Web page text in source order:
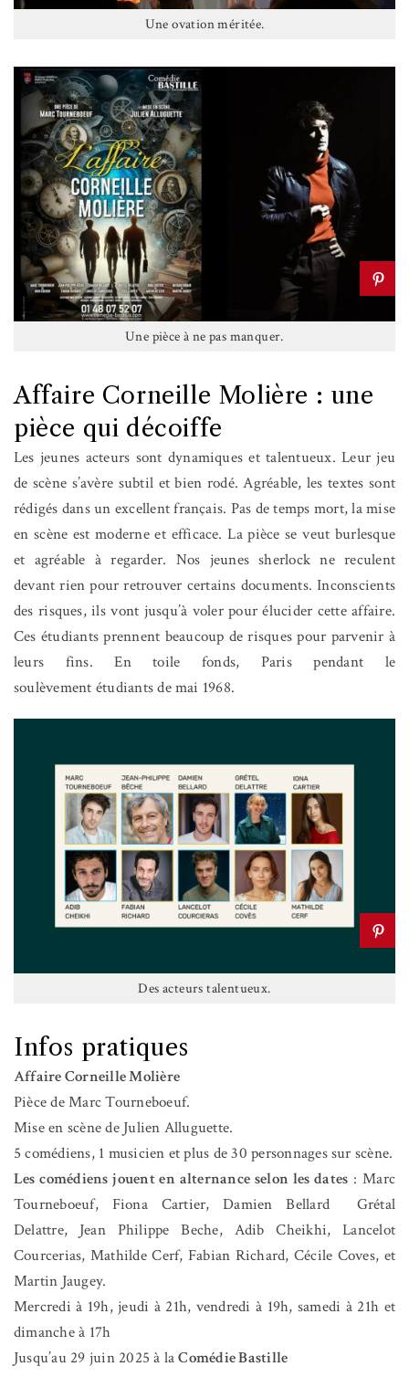
Une ovation méritée.
Une pièce à ne pas manquer.
Affaire Corneille Molière : une
pièce qui décoiffe
Les jeunes acteurs sont dynamiques et talentueux. Leur jeu
de scène s’avère subtil et bien rodé. Agréable, les textes sont
rédigés dans un excellent français. Pas de temps mort, la mise
en scène est moderne et efficace. La pièce se veut burlesque
et agréable à regarder. Nos jeunes sherlock ne reculent
devant rien pour retrouver certains documents. Inconscients
des risques, ils vont jusqu’à voler pour élucider cette affaire.
Ces étudiants prennent beaucoup de risques pour parvenir à
leurs fins. En toile fonds, Paris pendant le
soulèvement étudiants de mai 1968.
Des acteurs talentueux.
Infos pratiques
Affaire Corneille Molière
Pièce de MarcTourneboeuf.
Mise en scène de Julien Alluguette.
5 comédiens, 1 musicien et plus de 30 personnages sur scène.
Les comédiens jouent en alternance selon les dates : Marc
Tourneboeuf, Fiona Cartier, Damien Bellard
Grétal
Delattre, Jean Philippe Beche, Adib Cheikhi, Lancelot
Courcerias, Mathilde Cerf, Fabian Richard, Cécile Coves, et
Martin Jaugey.
Mercredi à 19h, jeudi à 21h, vendredi à 19h, samedi à 21h et
dimanche à 17h
Jusqu’au 29 juin 2025 à laComédie Bastille